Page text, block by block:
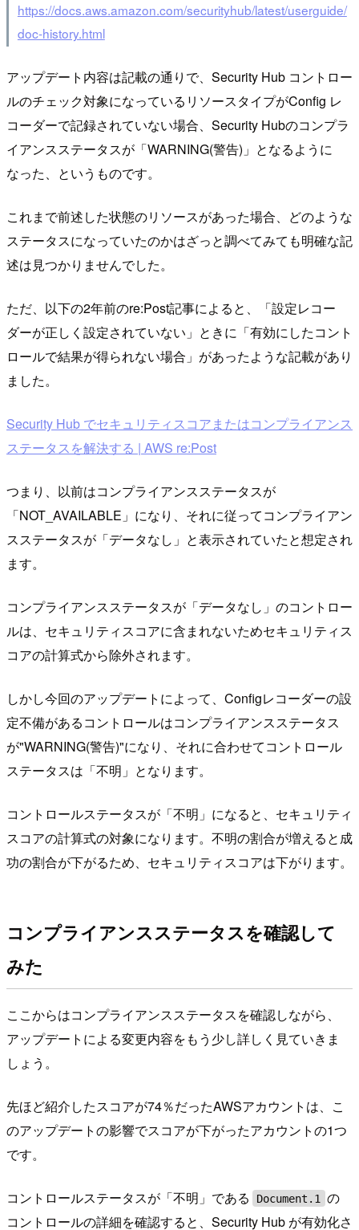
https://docs.aws.amazon.com/securityhub/latest/userguide/
doc-history.html
アップデート内容は記載の通りで、Security Hub コントロー
ルのチェック対象になっているリソースタイプがConfig レ
コーダーで記録されていない場合、Security Hubのコンプラ
イアンスステータスが「WARNING(警告)」となるように
なった、というものです。
これまで前述した状態のリソースがあった場合、どのような
ステータスになっていたのかはざっと調べてみても明確な記
述は見つかりませんでした。
ただ、以下の2年前のre:Post記事によると、「設定レコー
ダーが正しく設定されていない」ときに「有効にしたコント
ロールで結果が得られない場合」があったような記載があり
ました。
Security Hub でセキュリティスコアまたはコンプライアンス
ステータスを解決する | AWS re:Post
つまり、以前はコンプライアンスステータスが
「NOT_AVAILABLE」になり、それに従ってコンプライアン
スステータスが「データなし」と表示されていたと想定され
ます。
コンプライアンスステータスが「データなし」のコントロー
ルは、セキュリティスコアに含まれないためセキュリティス
コアの計算式から除外されます。
しかし今回のアップデートによって、Configレコーダーの設
定不備があるコントロールはコンプライアンスステータス
が"WARNING(警告)"になり、それに合わせてコントロール
ステータスは「不明」となります。
コントロールステータスが「不明」になると、セキュリティ
スコアの計算式の対象になります。不明の割合が増えると成
功の割合が下がるため、セキュリティスコアは下がります。
コンプライアンスステータスを確認して
みた
ここからはコンプライアンスステータスを確認しながら、
アップデートによる変更内容をもう少し詳しく見ていきま
しょう。
先ほど紹介したスコアが74％だったAWSアカウントは、こ
のアップデートの影響でスコアが下がったアカウントの1つ
です。
コントロールステータスが「不明」である Document.1
の
コントロールの詳細を確認すると、Security Hub が有効化さ